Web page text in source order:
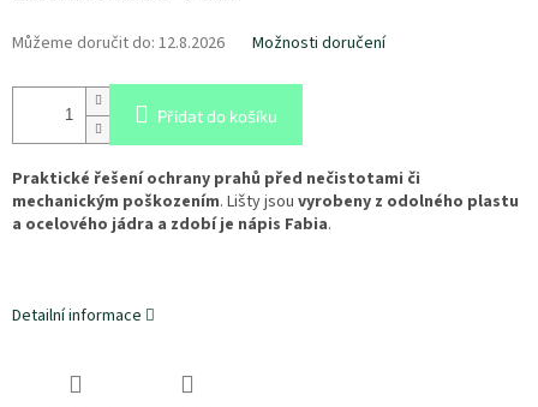
Můžeme doručit do: 12.8.2026 Možnosti doručení
Přidat do košíku
Praktické řešení ochrany prahů před nečistotami či
mechanickým poškozením. Lišty jsou vyrobeny z odolného plastu
a ocelového jádra a zdobí je nápis Fabia.
Detailní informace